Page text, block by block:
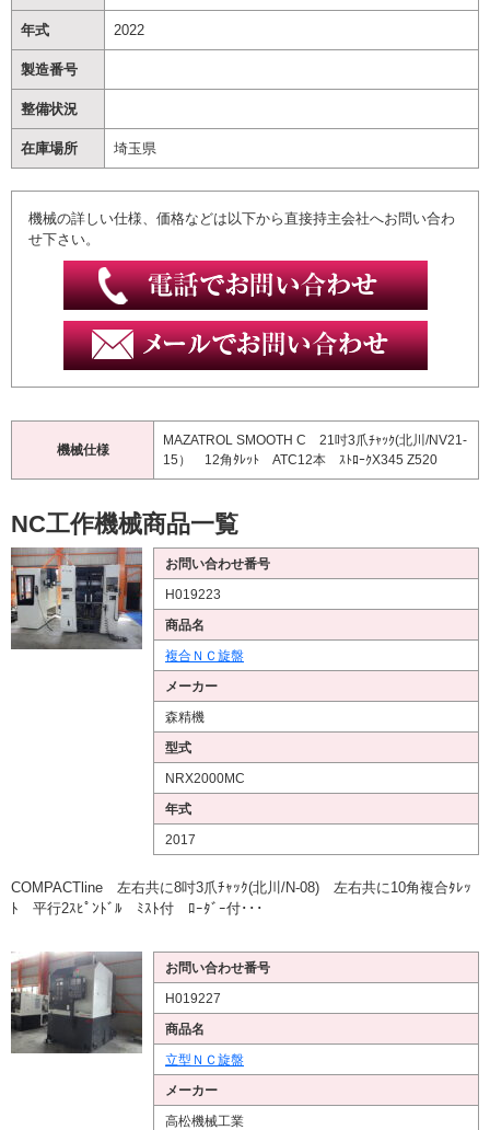
年式 2022
製造番号
整備状況
在庫場所 埼玉県
機械の詳しい仕様、価格などは以下から直接持主会社へお問い合わ
せ下さい。
機械仕様
MAZATROL SMOOTH C 21吋3爪ﾁｬｯｸ(北川/NV21-
15） 12角ﾀﾚｯﾄ ATC12本 ｽﾄﾛｰｸX345 Z520
NC工作機械商品一覧
お問い合わせ番号
H019223
商品名
複合ＮＣ旋盤
メーカー
森精機
型式
NRX2000MC
年式
2017
COMPACTline 左右共に8吋3爪ﾁｬｯｸ(北川/N-08) 左右共に10角複合ﾀﾚｯ
ﾄ 平行2ｽﾋﾟﾝﾄﾞﾙ ﾐｽﾄ付 ﾛｰﾀﾞｰ付･･･
お問い合わせ番号
H019227
商品名
立型ＮＣ旋盤
メーカー
高松機械工業